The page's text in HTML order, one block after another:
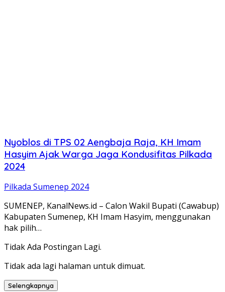
Nyoblos di TPS 02 Aengbaja Raja, KH Imam
Hasyim Ajak Warga Jaga Kondusifitas Pilkada
2024
Pilkada Sumenep 2024
SUMENEP, KanalNews.id – Calon Wakil Bupati (Cawabup)
Kabupaten Sumenep, KH Imam Hasyim, menggunakan
hak pilih…
Tidak Ada Postingan Lagi.
Tidak ada lagi halaman untuk dimuat.
Selengkapnya